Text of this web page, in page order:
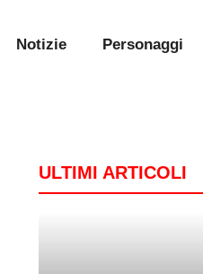
Notizie Personaggi
ULTIMI ARTICOLI